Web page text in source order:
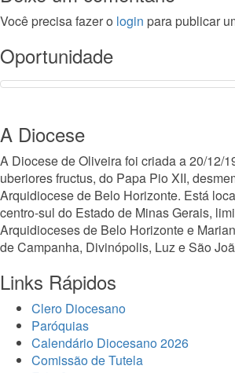
Você precisa fazer o login para publicar
Oportunidade
A Diocese
A Diocese de Oliveira foi criada a 20/12/
uberiores fructus, do Papa Pio XII,
Arquidiocese de Belo Horizonte. Está
centro-sul do Estado de Minas Gerais,
Arquidioceses de Belo Horizonte e
de Campanha, Divinópolis, Luz e São
Links Rápidos
Clero Diocesano
Paróquias
Calendário Diocesano 2026
Comissão de Tutela